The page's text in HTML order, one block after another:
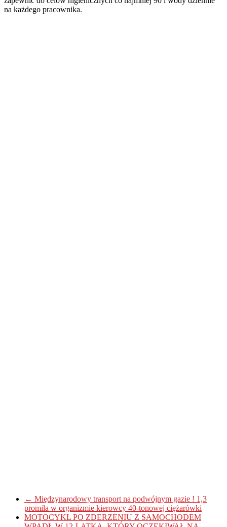
na każdego pracownika.
← Międzynarodowy transport na podwójnym gazie ! 1,3
promila w organizmie kierowcy 40-tonowej ciężarówki
MOTOCYKL PO ZDERZENIU Z SAMOCHODEM